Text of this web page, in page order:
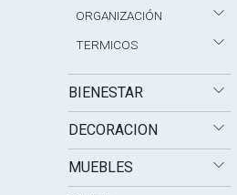
ORGANIZACIÓN
TERMICOS
BIENESTAR
DECORACION
MUEBLES